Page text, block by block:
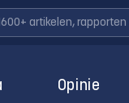
Opinie